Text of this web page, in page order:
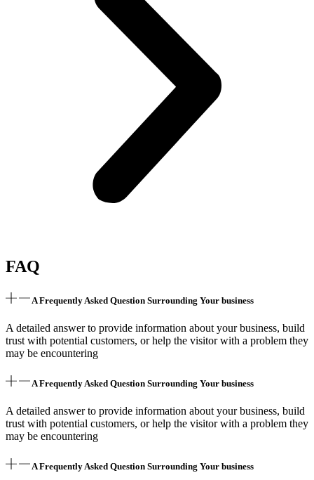
FAQ
A Frequently Asked Question Surrounding Your business
A detailed answer to provide information about your business, build
trust with potential customers, or help the visitor with a problem they
may be encountering
A Frequently Asked Question Surrounding Your business
A detailed answer to provide information about your business, build
trust with potential customers, or help the visitor with a problem they
may be encountering
A Frequently Asked Question Surrounding Your business